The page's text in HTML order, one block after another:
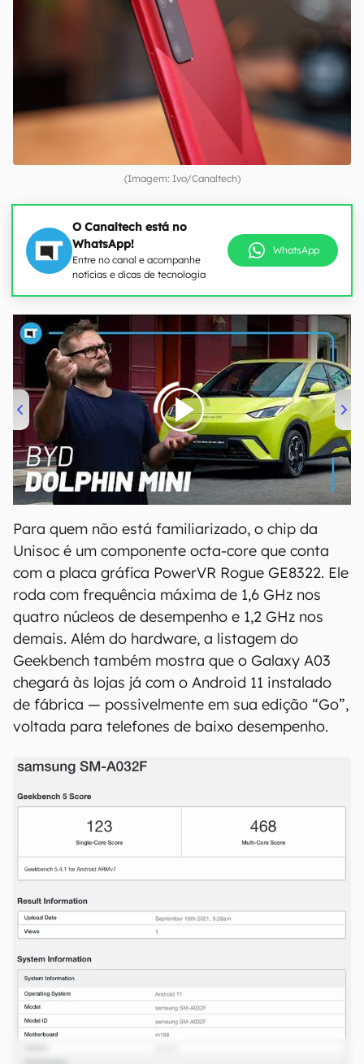
(Imagem: Ivo/Canaltech)
O Canaltech está no
WhatsApp!
Entre no canal e acompanhe
notícias e dicas de tecnologia
WhatsApp
00:00/04:07
Para quem não está familiarizado, o chip da
Unisoc é um componente octa-core que conta
com a placa gráfica PowerVR Rogue GE8322. Ele
roda com frequência máxima de 1,6 GHz nos
quatro núcleos de desempenho e 1,2 GHz nos
demais. Além do hardware, a listagem do
Geekbench também mostra que o Galaxy A03
chegará às lojas já com o Android 11 instalado
de fábrica — possivelmente em sua edição “Go”,
voltada para telefones de baixo desempenho.